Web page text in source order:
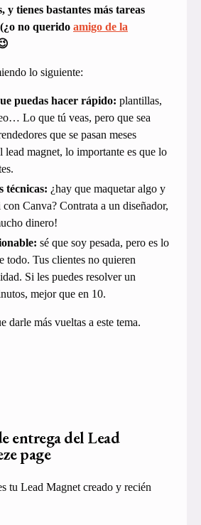
y tienes bastantes más tareas
no querido amigo de la
lo siguiente:
puedas hacer rápido: plantillas,
Lo que tú veas, pero que sea
que se pasan meses
lead magnet, lo importante es que lo
técnicas: ¿hay que maquetar algo y
Canva? Contrata a un diseñador,
dinero!
sé que soy pesada, pero es lo
todo. Tus clientes no quieren
Si les puedes resolver un
mejor que en 10.
darle más vueltas a este tema.
entrega del Lead
page
tu Lead Magnet creado y recién